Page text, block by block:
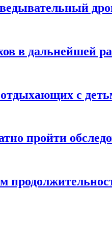
в дальнейшей
с
пройти